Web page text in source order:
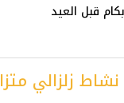
بكام قبل العيد
زلزالي